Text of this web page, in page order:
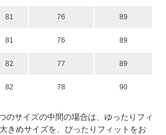
81 76 89
81 76 89
82 77 89
82 78 90
のサイズの中間の場合は、ゆったりフィ
きめサイズを、ぴったりフィットをお